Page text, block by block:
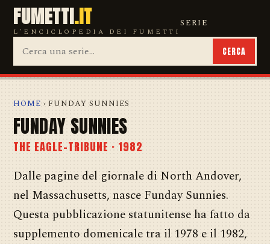
FUMETTI.IT
L'ENCICLOPEDIA DEI FUMETTI
SERIE
CERCA
HOME › FUNDAY SUNNIES
FUNDAY SUNNIES
THE EAGLE-TRIBUNE · 1982
Dalle pagine del giornale di North Andover,
nel Massachusetts, nasce Funday Sunnies.
Questa pubblicazione statunitense ha fatto da
supplemento domenicale tra il 1978 e il 1982,